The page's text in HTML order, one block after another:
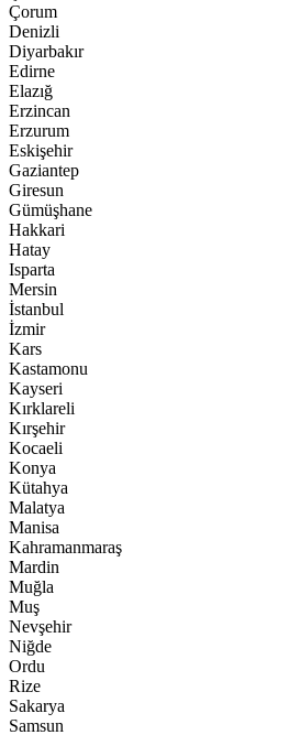
Çorum
Denizli
Diyarbakır
Edirne
Elazığ
Erzincan
Erzurum
Eskişehir
Gaziantep
Giresun
Gümüşhane
Hakkari
Hatay
Isparta
Mersin
İstanbul
İzmir
Kars
Kastamonu
Kayseri
Kırklareli
Kırşehir
Kocaeli
Konya
Kütahya
Malatya
Manisa
Kahramanmaraş
Mardin
Muğla
Muş
Nevşehir
Niğde
Ordu
Rize
Sakarya
Samsun